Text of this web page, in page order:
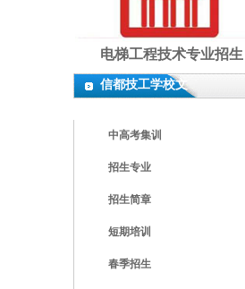
电梯工程技术专业招生
信都技工学校文
中高考集训
招生专业
招生简章
短期培训
春季招生